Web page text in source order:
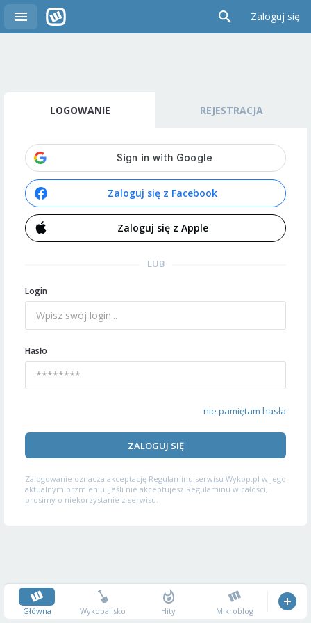
Zaloguj się
LOGOWANIE REJESTRACJA
Zaloguj się z Facebook
Zaloguj się z Apple
LUB
Login
Hasło
nie pamiętam hasła
ZALOGUJ SIĘ
Zalogowanie oznacza akceptację Regulaminu serwisu Wykop.pl w jego
aktualnym brzmieniu. Jeśli nie akceptujesz Regulaminu w całości,
prosimy o niekorzystanie z serwisu.
Główna Wykopalisko Hity Mikroblog